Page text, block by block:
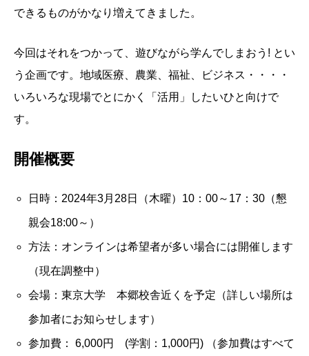
できるものがかなり増えてきました。
今回はそれをつかって、遊びながら学んでしまおう! とい
う企画です。地域医療、農業、福祉、ビジネス・・・・
いろいろな現場でとにかく「活用」したいひと向けで
す。
開催概要
日時：2024年3月28日（木曜）10：00～17：30（懇
親会18:00～）
方法：オンラインは希望者が多い場合には開催します
（現在調整中）
会場：東京大学 本郷校舎近くを予定（詳しい場所は
参加者にお知らせします）
参加費： 6,000円 (学割：1,000円) （参加費はすべて